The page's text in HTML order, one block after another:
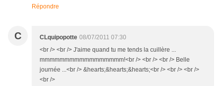
Répondre
C CLquipopotte 08/07/2011 07:30
<br /> <br /> J'aime quand tu me tends la cuillère ...
mmmmmmmmmmmmmmmmm!<br /> <br /> <br /> Belle
journée ...<br /> &hearts;&hearts;&hearts;<br /> <br /> <br />
<br />